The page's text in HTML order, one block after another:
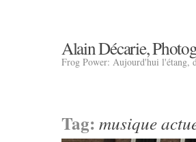
Alain Décarie,
Frog Power: Aujourd'hui l'étang,
Tag: musique